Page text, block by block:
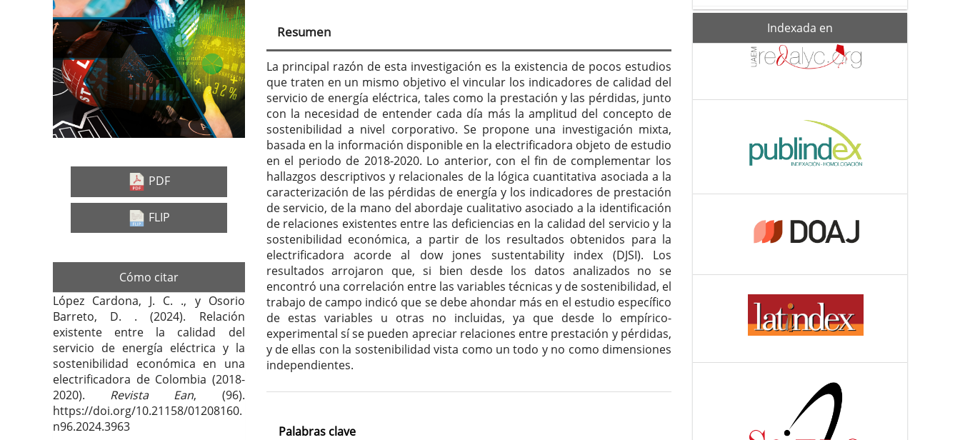
PDF
FLIP
Cómo citar
López Cardona, J. C. ., y Osorio
Barreto, D. . (2024). Relación
existente entre la calidad del
servicio de energía eléctrica y la
sostenibilidad económica en una
electrificadora de Colombia (2018-
2020). Revista Ean, (96).
https://doi.org/10.21158/01208160.
n96.2024.3963
Resumen
La principal razón de esta investigación es la existencia de pocos estudios
que traten en un mismo objetivo el vincular los indicadores de calidad del
servicio de energía eléctrica, tales como la prestación y las pérdidas, junto
con la necesidad de entender cada día más la amplitud del concepto de
sostenibilidad a nivel corporativo. Se propone una investigación mixta,
basada en la información disponible en la electrificadora objeto de estudio
en el periodo de 2018-2020. Lo anterior, con el fin de complementar los
hallazgos descriptivos y relacionales de la lógica cuantitativa asociada a la
caracterización de las pérdidas de energía y los indicadores de prestación
de servicio, de la mano del abordaje cualitativo asociado a la identificación
de relaciones existentes entre las deficiencias en la calidad del servicio y la
sostenibilidad económica, a partir de los resultados obtenidos para la
electrificadora acorde al dow jones sustentability index (DJSI). Los
resultados arrojaron que, si bien desde los datos analizados no se
encontró una correlación entre las variables técnicas y de sostenibilidad, el
trabajo de campo indicó que se debe ahondar más en el estudio específico
de estas variables u otras no incluidas, ya que desde lo empírico-
experimental sí se pueden apreciar relaciones entre prestación y pérdidas,
y de ellas con la sostenibilidad vista como un todo y no como dimensiones
independientes.
Palabras clave
Indexada en